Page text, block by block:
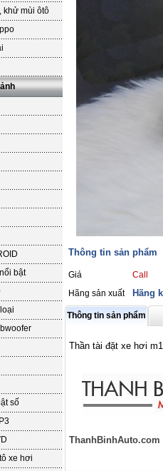
khử mùi ôtô
bật
số
xe hơi
Thông tin sản phẩm
Giá Call
Hãng sản xuất
Hãng
Thông tin sản phẩm
Thần tài đặt xe hơi
ThanhBinhAuto.com